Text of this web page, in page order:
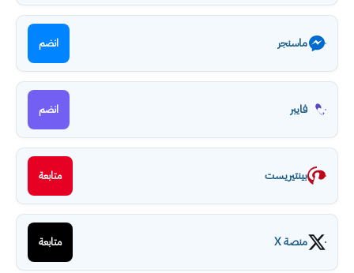
ماسنجر انضم
فايبر انضم
بينتيريست متابعة
منصة X متابعة